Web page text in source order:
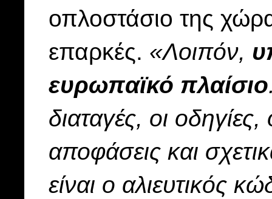
οπλοστάσιο της
επαρκές. «Λοιπόν,
ευρωπαϊκό πλαίσιο
διαταγές, οι οδηγίες,
αποφάσεις και
είναι ο αλιευτικός